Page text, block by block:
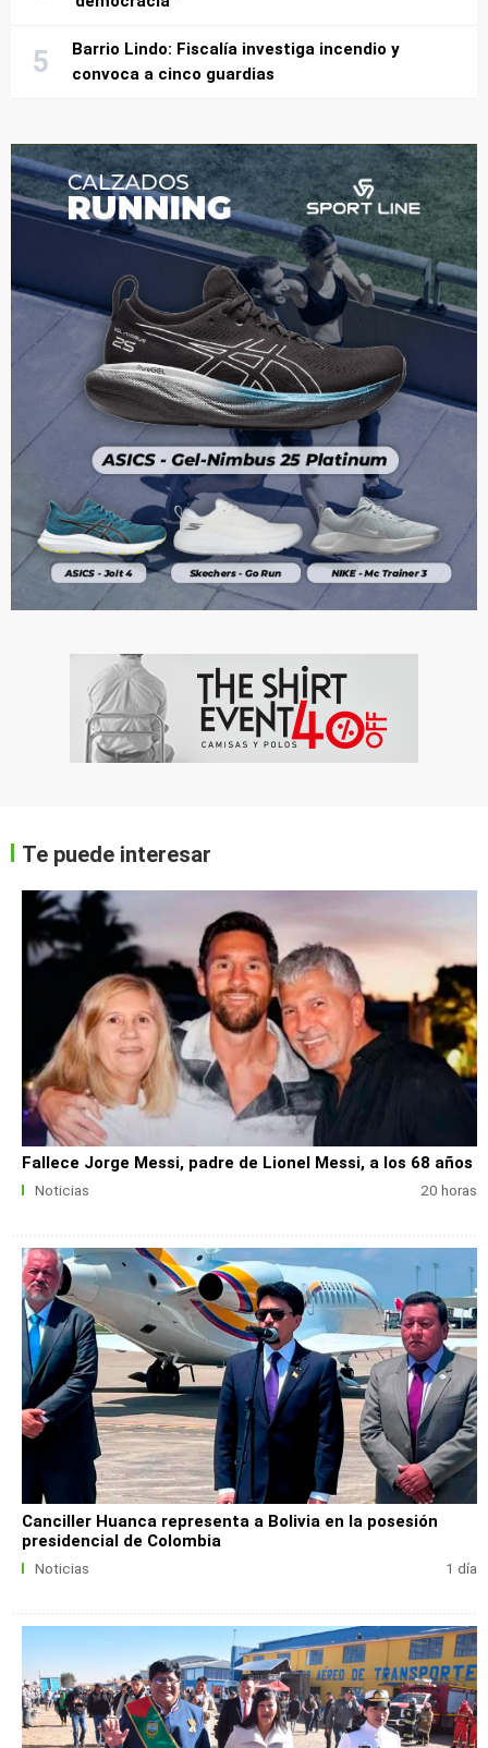
Barrio Lindo: Fiscalía investiga incendio y
convoca a cinco guardias
Te puede interesar
Fallece Jorge Messi, padre de Lionel Messi, a los 68 años
Noticias 20 horas
Canciller Huanca representa a Bolivia en la posesión
presidencial de Colombia
Noticias 1 día